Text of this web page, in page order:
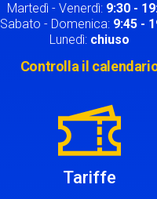
Martedì - Venerdì: 9:30 -
Sabato - Domenica: 9:45 -
Lunedì: chiuso
Controlla il
Tariffe